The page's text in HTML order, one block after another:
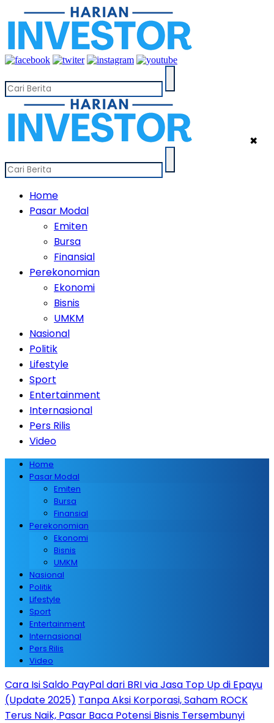
✖
Home
Pasar Modal
Emiten
Bursa
Finansial
Perekonomian
Ekonomi
Bisnis
UMKM
Nasional
Politik
Lifestyle
Sport
Entertainment
Internasional
Pers Rilis
Video
Home
Pasar Modal
Emiten
Bursa
Finansial
Perekonomian
Ekonomi
Bisnis
UMKM
Nasional
Politik
Lifestyle
Sport
Entertainment
Internasional
Pers Rilis
Video
Cara Isi Saldo PayPal dari BRI via Jasa Top Up di Epayu
(Update 2025) Tanpa Aksi Korporasi, Saham ROCK
Terus Naik, Pasar Baca Potensi Bisnis Tersembunyi